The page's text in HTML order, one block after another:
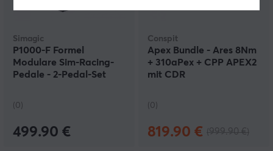
Simagic
P1000-F Formel
Modulare Sim-Racing-
Pedale - 2-Pedal-Set
(0)
499.90 €
Conspit
Apex Bundle - Ares 8Nm
+ 310aPex + CPP APEX2
mit CDR
(0)
819.90 €